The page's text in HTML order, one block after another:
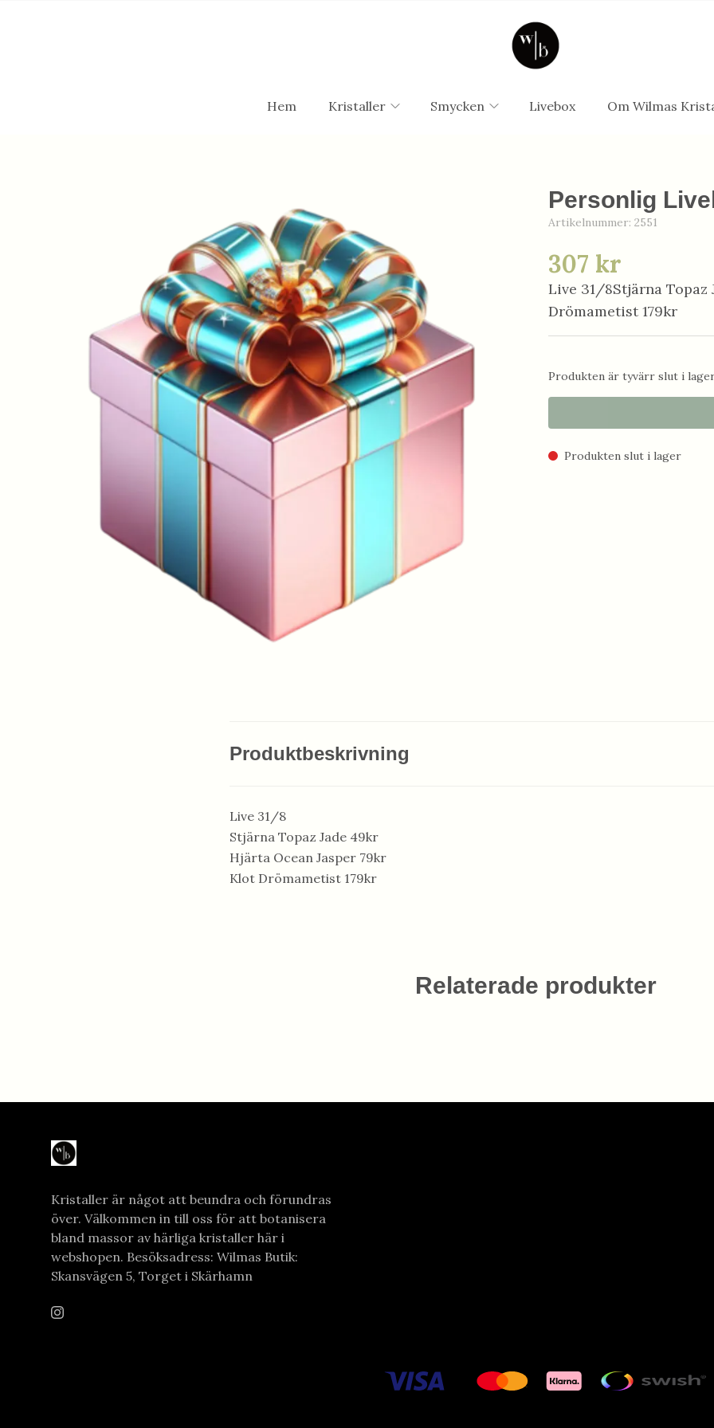
Hem Kristaller Smycken Livebox Om Wilmas
Personlig
Artikelnummer: 2551
307 kr
Live 31/8Stjärna Topaz
Drömametist 179kr
Produkten är tyvärr slut i
Produkten slut i lager
Produktbeskrivning
Live 31/8
Stjärna Topaz Jade 49kr
Hjärta Ocean Jasper 79kr
Klot Drömametist 179kr
Relaterade produkter
Kristaller är något att beundra och förundras
över. Välkommen in till oss för att botanisera
bland massor av härliga kristaller här i
webshopen. Besöksadress: Wilmas Butik:
Skansvägen 5, Torget i Skärhamn